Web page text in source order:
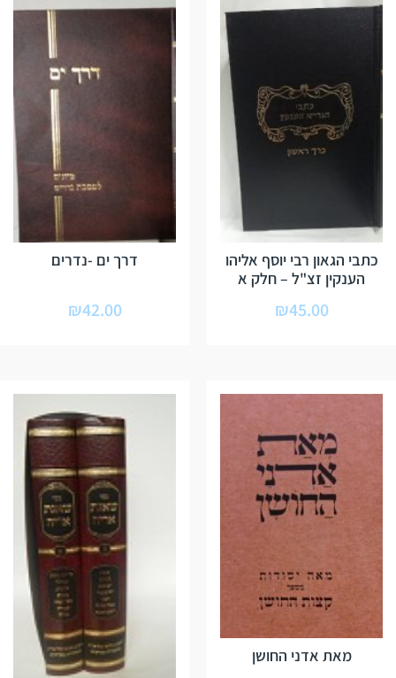
כתבי הגאון רבי יוסף אליהו
הענקין זצ"ל – חלק א
₪45.00
דרך ים -נדרים
₪42.00
מאת אדני החושן